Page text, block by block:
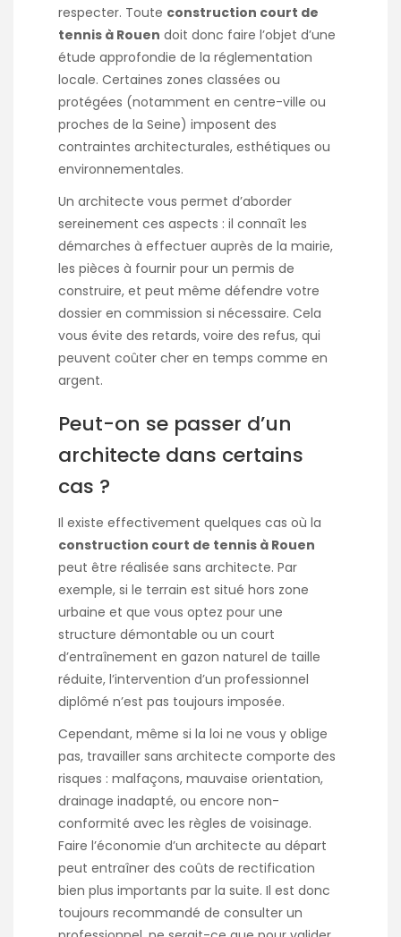
respecter. Toute construction court de
tennis à Rouen doit donc faire l’objet d’une
étude approfondie de la réglementation
locale. Certaines zones classées ou
protégées (notamment en centre-ville ou
proches de la Seine) imposent des
contraintes architecturales, esthétiques ou
environnementales.
Un architecte vous permet d’aborder
sereinement ces aspects : il connaît les
démarches à effectuer auprès de la mairie,
les pièces à fournir pour un permis de
construire, et peut même défendre votre
dossier en commission si nécessaire. Cela
vous évite des retards, voire des refus, qui
peuvent coûter cher en temps comme en
argent.
Peut-on se passer d’un
architecte dans certains
cas ?
Il existe effectivement quelques cas où la
construction court de tennis à Rouen
peut être réalisée sans architecte. Par
exemple, si le terrain est situé hors zone
urbaine et que vous optez pour une
structure démontable ou un court
d’entraînement en gazon naturel de taille
réduite, l’intervention d’un professionnel
diplômé n’est pas toujours imposée.
Cependant, même si la loi ne vous y oblige
pas, travailler sans architecte comporte des
risques : malfaçons, mauvaise orientation,
drainage inadapté, ou encore non-
conformité avec les règles de voisinage.
Faire l’économie d’un architecte au départ
peut entraîner des coûts de rectification
bien plus importants par la suite. Il est donc
toujours recommandé de consulter un